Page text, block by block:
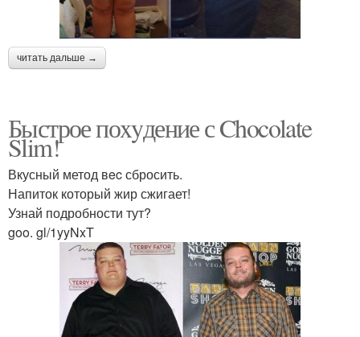
читать дальше →
Быстрое поxyдение с Chocolate
Slim!
Вкусный метод вec сбросить.
Напиток который жир сжигает!
Узнай подробности тут?
goo. gl/1yyNxT